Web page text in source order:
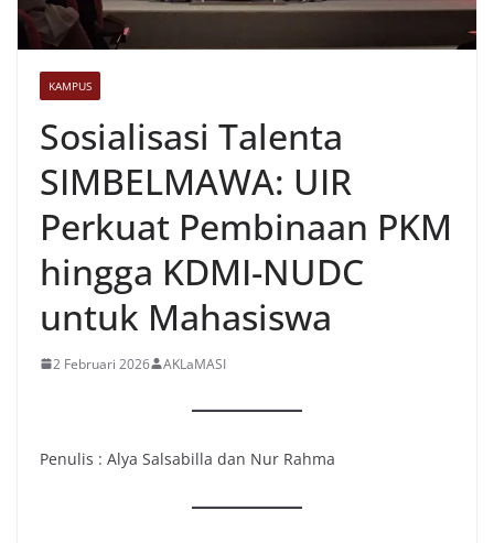
KAMPUS
Sosialisasi Talenta
SIMBELMAWA: UIR
Perkuat Pembinaan PKM
hingga KDMI-NUDC
untuk Mahasiswa
2 Februari 2026 AKLaMASI
Penulis : Alya Salsabilla dan Nur Rahma